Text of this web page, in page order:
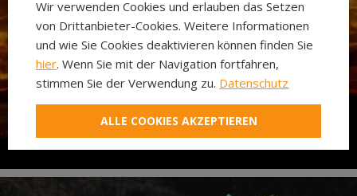
Karwoche und Ostern
Wir verwenden Cookies und erlauben das Setzen
von Drittanbieter-Cookies. Weitere Informationen
und wie Sie Cookies deaktivieren können finden Sie
hier. Wenn Sie mit der Navigation fortfahren,
stimmen Sie der Verwendung zu. Datenschutz
ALLE COOKIES AKZEPTIEREN